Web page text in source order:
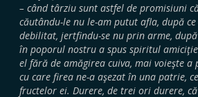
– când târziu sunt astfel de promisiuni
căutându-le nu le-am putut afla, după
debilitat, jertfindu-se nu prin arme,
în poporul nostru a spus spiritul
el fără de amăgirea cuiva, mai voieşte
cu care firea ne-a aşezat în una patrie,
fructelor ei. Durere, de trei ori durere,